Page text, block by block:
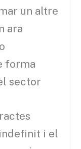
un altre
ara
forma
sector
i el